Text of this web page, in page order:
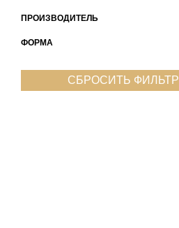
ПРОИЗВОДИТЕЛЬ
ФОРМА
СБРОСИТЬ ФИЛЬТР